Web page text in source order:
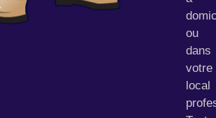
ou
dans
votre
local